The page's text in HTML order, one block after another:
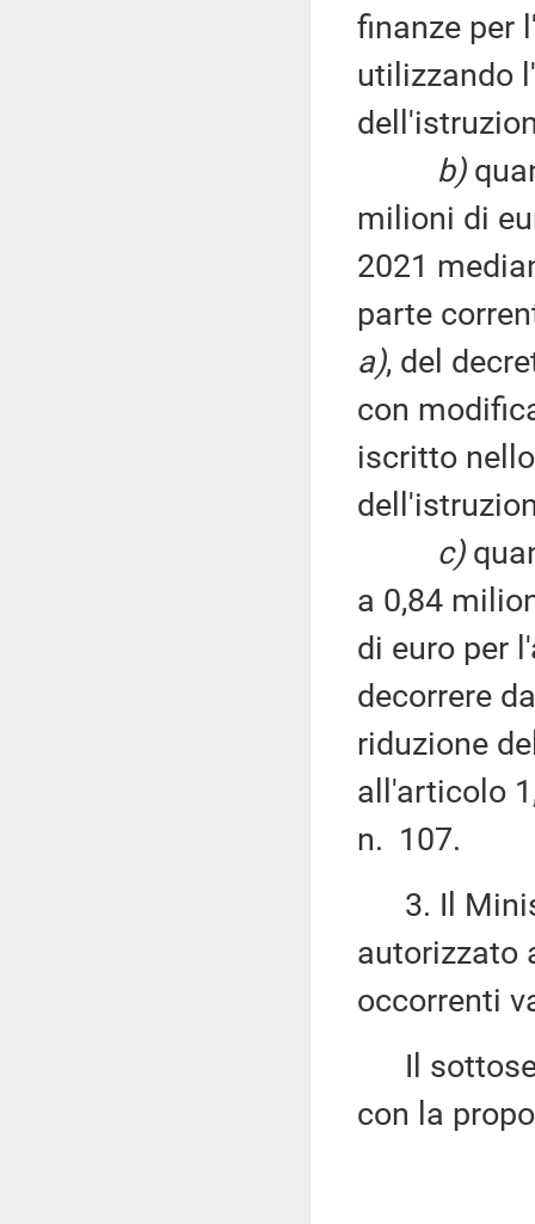
finanze per
utilizzando
b)
milioni di
2021
parte
a), del
con
iscritto
c)
a 0,84
di euro per
decorrere
riduzione
all'articolo
n. 107.
3. Il
autorizzato
occorrenti
Il
con la